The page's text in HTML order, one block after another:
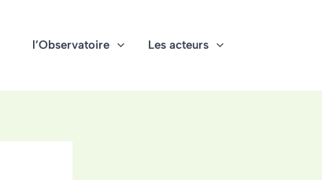
l’Observatoire Les acteurs